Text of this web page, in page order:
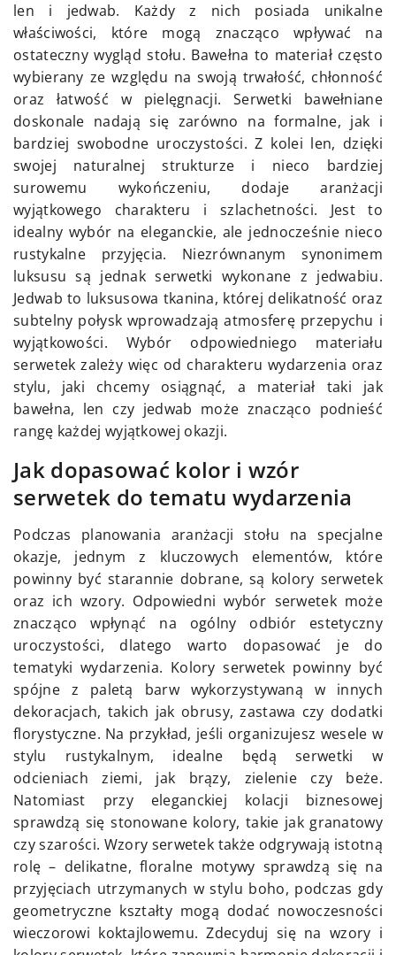
len i jedwab. Każdy z nich posiada unikalne
właściwości, które mogą znacząco wpływać na
ostateczny wygląd stołu. Bawełna to materiał często
wybierany ze względu na swoją trwałość, chłonność
oraz łatwość w pielęgnacji. Serwetki bawełniane
doskonale nadają się zarówno na formalne, jak i
bardziej swobodne uroczystości. Z kolei len, dzięki
swojej naturalnej strukturze i nieco bardziej
surowemu wykończeniu, dodaje aranżacji
wyjątkowego charakteru i szlachetności. Jest to
idealny wybór na eleganckie, ale jednocześnie nieco
rustykalne przyjęcia. Niezrównanym synonimem
luksusu są jednak serwetki wykonane z jedwabiu.
Jedwab to luksusowa tkanina, której delikatność oraz
subtelny połysk wprowadzają atmosferę przepychu i
wyjątkowości. Wybór odpowiedniego materiału
serwetek zależy więc od charakteru wydarzenia oraz
stylu, jaki chcemy osiągnąć, a materiał taki jak
bawełna, len czy jedwab może znacząco podnieść
rangę każdej wyjątkowej okazji.
Jak dopasować kolor i wzór
serwetek do tematu wydarzenia
Podczas planowania aranżacji stołu na specjalne
okazje, jednym z kluczowych elementów, które
powinny być starannie dobrane, są kolory serwetek
oraz ich wzory. Odpowiedni wybór serwetek może
znacząco wpłynąć na ogólny odbiór estetyczny
uroczystości, dlatego warto dopasować je do
tematyki wydarzenia. Kolory serwetek powinny być
spójne z paletą barw wykorzystywaną w innych
dekoracjach, takich jak obrusy, zastawa czy dodatki
florystyczne. Na przykład, jeśli organizujesz wesele w
stylu rustykalnym, idealne będą serwetki w
odcieniach ziemi, jak brązy, zielenie czy beże.
Natomiast przy eleganckiej kolacji biznesowej
sprawdzą się stonowane kolory, takie jak granatowy
czy szarości. Wzory serwetek także odgrywają istotną
rolę – delikatne, floralne motywy sprawdzą się na
przyjęciach utrzymanych w stylu boho, podczas gdy
geometryczne kształty mogą dodać nowoczesności
wieczorowi koktajlowemu. Zdecyduj się na wzory i